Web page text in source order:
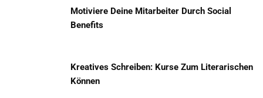
Motiviere Deine Mitarbeiter Durch Social
Benefits
Kreatives Schreiben: Kurse Zum Literarischen
Können